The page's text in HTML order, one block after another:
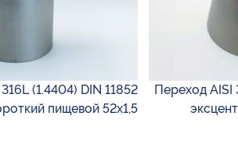
(1.4404) DIN 11852
пищевой 52х1,5
Переход